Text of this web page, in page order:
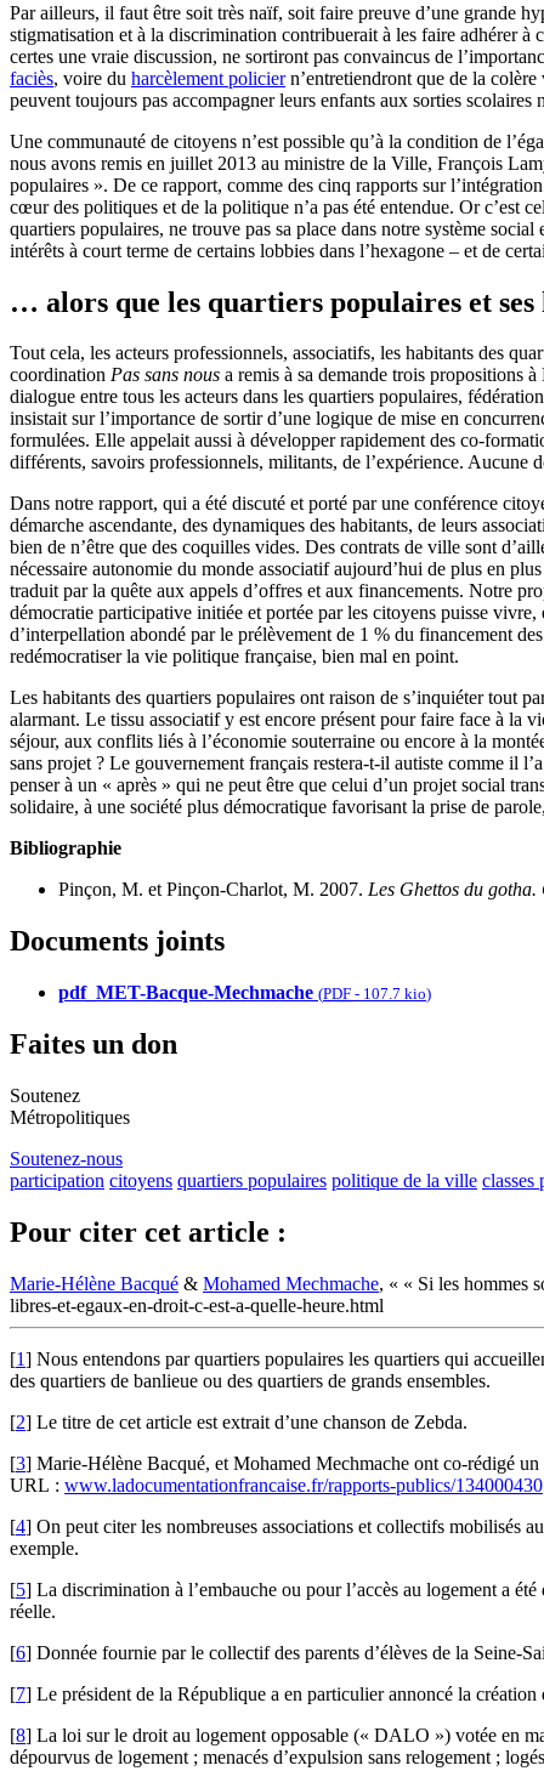
Par ailleurs, il faut être soit très naïf, soit faire preuve d’une grande
stigmatisation et à la discrimination contribuerait à les faire adhérer à
certes une vraie discussion, ne sortiront pas convaincus de
faciès, voire du harcèlement policiern’entretiendront que de la
peuvent toujours pas accompagner leurs enfants aux sorties scolaires
Une communauté de citoyens n’est possible qu’à la condition de
nous avons remis en juillet 2013 au ministre de la Ville, François
populaires ». De ce rapport, comme des cinq rapports sur
cœur des politiques et de la politique n’a pas été entendue. Or c’est
quartiers populaires, ne trouve pas sa place dans notre système
intérêts à court terme de certains lobbies dans l’hexagone – et de
… alors que les quartiers populaires et
Tout cela, les acteurs professionnels, associatifs, les habitants des
coordination Pas sans nous a remis à sa demande trois propositions
dialogue entre tous les acteurs dans les quartiers populaires,
insistait sur l’importance de sortir d’une logique de mise en
formulées. Elle appelait aussi à développer rapidement des co-
différents, savoirs professionnels, militants, de l’expérience. Aucune
Dans notre rapport, qui a été discuté et porté par une conférence
démarche ascendante, des dynamiques des habitants, de leurs
bien de n’être que des coquilles vides. Des contrats de ville sont
nécessaire autonomie du monde associatif aujourd’hui de plus en
traduit par la quête aux appels d’offres et aux financements. Notre
démocratie participative initiée et portée par les citoyens puisse
d’interpellation abondé par le prélèvement de 1 % du financement
redémocratiser la vie politique française, bien mal en point.
Les habitants des quartiers populaires ont raison de s’inquiéter tout
alarmant. Le tissu associatif y est encore présent pour faire face à la
séjour, aux conflits liés à l’économie souterraine ou encore à la
sans projet ? Le gouvernement français restera-t-il autiste comme il
penser à un « après » qui ne peut être que celui d’un projet social
solidaire, à une société plus démocratique favorisant la prise de
Bibliographie
Pinçon, M. et Pinçon-Charlot, M. 2007. Les Ghettos du gotha.
Documents joints
pdf_MET-Bacque-Mechmache (PDF - 107.7 kio)
Faites un don
Soutenez
Métropolitiques
Soutenez-nous
participation citoyens quartiers populaires politique de la ville classes
Pour citer cet article :
Marie-Hélène Bacqué & Mohamed Mechmache, « « Si les hommes
libres-et-egaux-en-droit-c-est-a-quelle-heure.html
[1] Nous entendons par quartiers populaires les quartiers qui
des quartiers de banlieue ou des quartiers de grands ensembles.
[2] Le titre de cet article est extrait d’une chanson de Zebda.
[3] Marie-Hélène Bacqué, et Mohamed Mechmache ont co-rédigé
URL : www.ladocumentationfrancaise.fr/rapports-publics/134000430
[4] On peut citer les nombreuses associations et collectifs mobilisés
exemple.
[5] La discrimination à l’embauche ou pour l’accès au logement a
réelle.
[6] Donnée fournie par le collectif des parents d’élèves de la Seine-
[7] Le président de la République a en particulier annoncé la
[8] La loi sur le droit au logement opposable (« DALO ») votée en
dépourvus de logement ; menacés d’expulsion sans relogement ;